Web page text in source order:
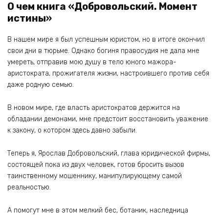
О чем книга «Добровольский. Момент
истины»
В нашем мире я был успешным юристом, но в итоге окончил
свои дни в тюрьме. Однако богиня правосудия не дала мне
умереть, отправив мою душу в тело юного мажора-
аристократа, прожигателя жизни, настроившего против себя
даже родную семью.
В новом мире, где власть аристократов держится на
обладании демонами, мне предстоит восстановить уважение
к закону, о котором здесь давно забыли.
Теперь я, Ярослав Добровольский, глава юридической фирмы,
состоящей пока из двух человек, готов бросить вызов
таинственному мошеннику, манипулирующему самой
реальностью.
А помогут мне в этом мелкий бес, ботаник, наследница